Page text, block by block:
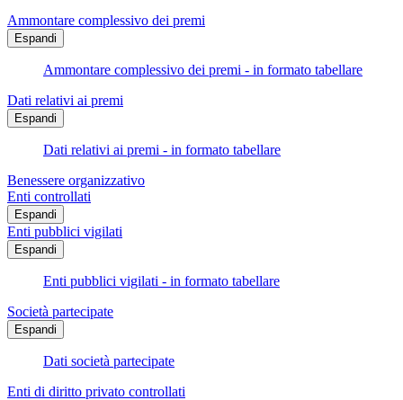
Ammontare complessivo dei premi
Espandi
Ammontare complessivo dei premi - in formato tabellare
Dati relativi ai premi
Espandi
Dati relativi ai premi - in formato tabellare
Benessere organizzativo
Enti controllati
Espandi
Enti pubblici vigilati
Espandi
Enti pubblici vigilati - in formato tabellare
Società partecipate
Espandi
Dati società partecipate
Enti di diritto privato controllati